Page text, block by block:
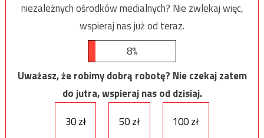
niezależnych ośrodków medialnych? Nie zwlekaj więc,
wspieraj nas już od teraz.
8%
Uważasz, że robimy dobrą robotę? Nie czekaj zatem
do jutra, wspieraj nas od dzisiaj.
30 zł
50 zł 100 zł